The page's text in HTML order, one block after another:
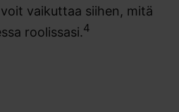
vaikuttaa siihen, mitä
roolissasi.4